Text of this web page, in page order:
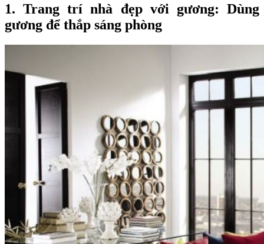
1. Trang trí nhà đẹp với gương: Dùng
gương để thắp sáng phòng